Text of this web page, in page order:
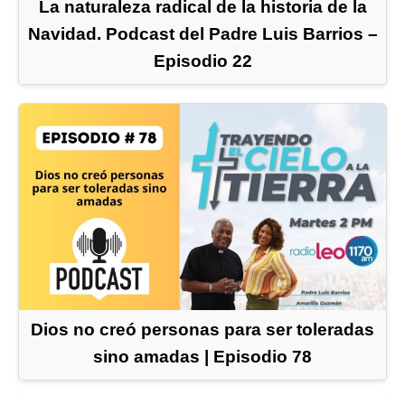
La naturaleza radical de la historia de la
Navidad. Podcast del Padre Luis Barrios –
Episodio 22
Dios no creó personas para ser toleradas
sino amadas | Episodio 78